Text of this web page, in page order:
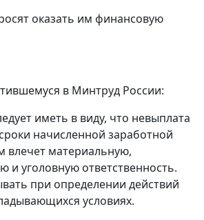
оказать им финансовую
в Минтруд России:
иметь в виду, что невыплата
начисленной заработной
влечет материальную,
и уголовную ответственность.
при определении действий
условиях.